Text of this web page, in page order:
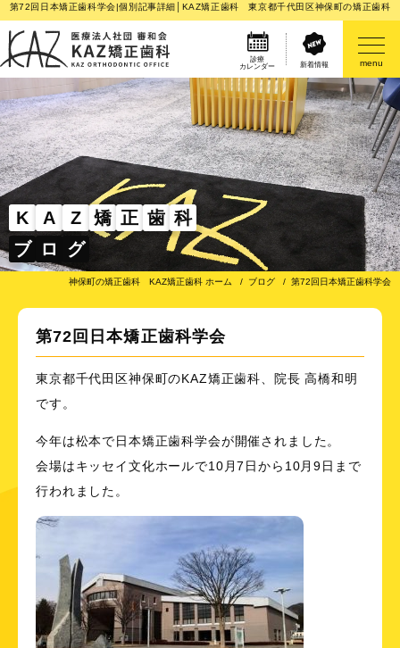
第72回日本矯正歯科学会|個別記事詳細│KAZ矯正歯科 東京都千代田区神保町の矯正歯科
診療
カレンダー
新着情報 menu
K A Z 矯 正 歯 科
ブ ロ グ
神保町の矯正歯科 KAZ矯正歯科 ホーム ブログ 第72回日本矯正歯科学会
第72回日本矯正歯科学会
東京都千代田区神保町のKAZ矯正歯科、院長 高橋和明
です。
今年は松本で日本矯正歯科学会が開催されました。
会場はキッセイ文化ホールで10月7日から10月9日まで
行われました。
医院案内
矯正歯科治療のご案内
矯正装置のご紹介
その他